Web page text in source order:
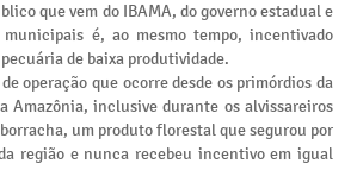
que vem do IBAMA, do governo estadual e
é, ao mesmo tempo, incentivado
de baixa produtividade.
operação que ocorre desde os primórdios da
Amazônia, inclusive durante os alvissareiros
um produto florestal que segurou por
região e nunca recebeu incentivo em igual